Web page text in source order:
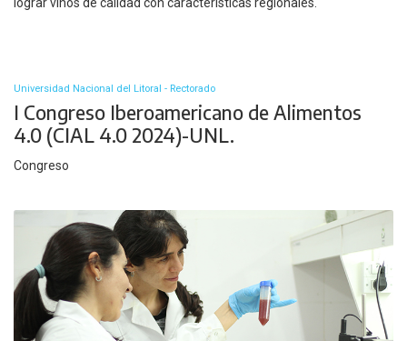
lograr vinos de calidad con características regionales.
Universidad Nacional del Litoral - Rectorado
I Congreso Iberoamericano de Alimentos
4.0 (CIAL 4.0 2024)-UNL.
Congreso